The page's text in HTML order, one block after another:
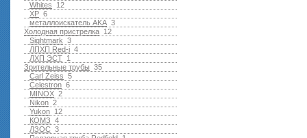
12
Whites
6
XP
3
металлоискатель AKA
12
Холодная пристрелка
3
Sightmark
4
ЛПХП Red-i
1
ЛХП ЭСТ
35
Зрительные трубы
5
Carl Zeiss
6
Celestron
2
MINOX
2
Nikon
12
Yukon
4
КОМЗ
3
ЛЗОС